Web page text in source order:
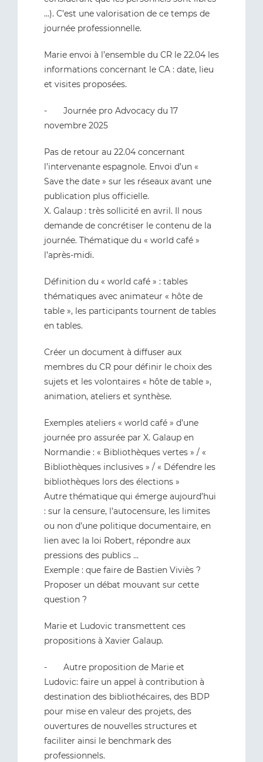
…). C’est une valorisation de ce temps de
journée professionnelle.
Marie envoi à l’ensemble du CR le 22.04 les
informations concernant le CA : date, lieu
et visites proposées.
- Journée pro Advocacy du 17
novembre 2025
Pas de retour au 22.04 concernant
l’intervenante espagnole. Envoi d’un «
Save the date » sur les réseaux avant une
publication plus officielle.
X. Galaup : très sollicité en avril. Il nous
demande de concrétiser le contenu de la
journée. Thématique du « world café »
l’après-midi.
Définition du « world café » : tables
thématiques avec animateur « hôte de
table », les participants tournent de tables
en tables.
Créer un document à diffuser aux
membres du CR pour définir le choix des
sujets et les volontaires « hôte de table »,
animation, ateliers et synthèse.
Exemples ateliers « world café » d’une
journée pro assurée par X. Galaup en
Normandie : « Bibliothèques vertes » / «
Bibliothèques inclusives » / « Défendre les
bibliothèques lors des élections »
Autre thématique qui émerge aujourd’hui
: sur la censure, l’autocensure, les limites
ou non d’une politique documentaire, en
lien avec la loi Robert, répondre aux
pressions des publics …
Exemple : que faire de Bastien Viviès ?
Proposer un débat mouvant sur cette
question ?
Marie et Ludovic transmettent ces
propositions à Xavier Galaup.
- Autre proposition de Marie et
Ludovic: faire un appel à contribution à
destination des bibliothécaires, des BDP
pour mise en valeur des projets, des
ouvertures de nouvelles structures et
faciliter ainsi le benchmark des
professionnels.